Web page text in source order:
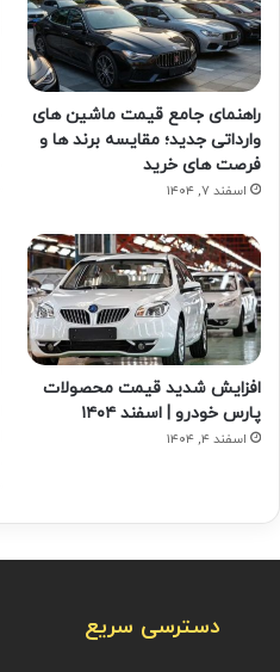
راهنمای جامع قیمت ماشین های
وارداتی جدید؛ مقایسه برند ها و
فرصت های خرید
اسفند ۷, ۱۴۰۴
افزایش شدید قیمت محصولات
پارس خودرو | اسفند ۱۴۰۴
اسفند ۴, ۱۴۰۴
دسترسی سریع